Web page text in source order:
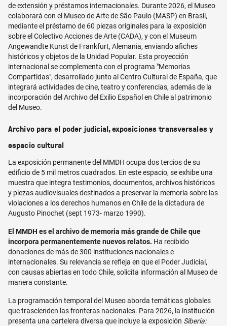
de extensión y préstamos internacionales. Durante 2026, el Museo
colaborará con el Museo de Arte de São Paulo (MASP) en Brasil,
mediante el préstamo de 60 piezas originales para la exposición
sobre el Colectivo Acciones de Arte (CADA), y con el Museum
Angewandte Kunst de Frankfurt, Alemania, enviando afiches
históricos y objetos de la Unidad Popular. Esta proyección
internacional se complementa con el programa "Memorias
Compartidas", desarrollado junto al Centro Cultural de España, que
integrará actividades de cine, teatro y conferencias, además de la
incorporación del Archivo del Exilio Español en Chile al patrimonio
del Museo.
Archivo para el poder judicial, exposiciones transversales y
espacio cultural
La exposición permanente del MMDH ocupa dos tercios de su
edificio de 5 mil metros cuadrados. En este espacio, se exhibe una
muestra que integra testimonios, documentos, archivos históricos
y piezas audiovisuales destinados a preservar la memoria sobre las
violaciones a los derechos humanos en Chile de la dictadura de
Augusto Pinochet (sept 1973- marzo 1990).
El MMDH es el archivo de memoria más grande de Chile que
incorpora permanentemente nuevos relatos. Ha recibido
donaciones de más de 300 instituciones nacionales e
internacionales. Su relevancia se refleja en que el Poder Judicial,
con causas abiertas en todo Chile, solicita información al Museo de
manera constante.
La programación temporal del Museo aborda temáticas globales
que trascienden las fronteras nacionales. Para 2026, la institución
presenta una cartelera diversa que incluye la exposición Siberia: